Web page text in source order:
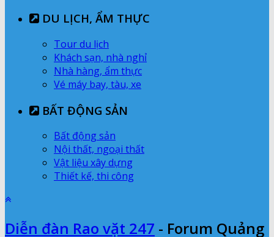
DU LỊCH, ẨM THỰC
Tour du lịch
Khách sạn, nhà nghỉ
Nhà hàng, ẩm thực
Vé máy bay, tàu, xe
BẤT ĐỘNG SẢN
Bất động sản
Nội thất, ngoại thất
Vật liệu xây dựng
Thiết kế, thi công
Diễn đàn Rao vặt 247 - Forum Quảng